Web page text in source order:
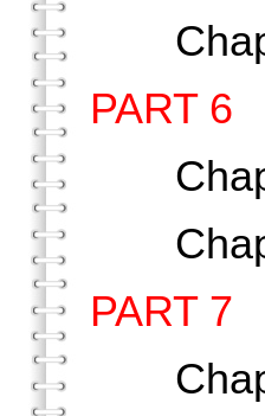
PART 6
PART 7